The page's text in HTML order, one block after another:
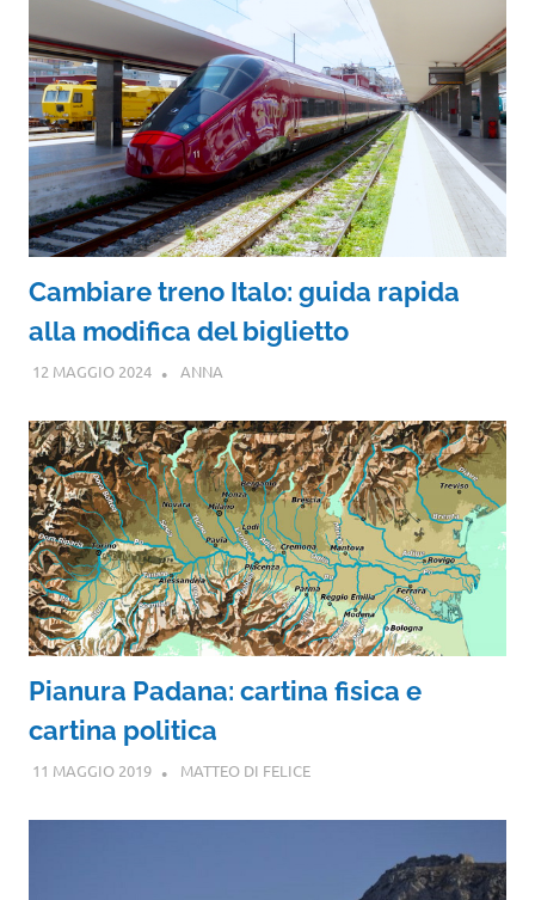
Cambiare treno Italo: guida rapida
alla modifica del biglietto
12 MAGGIO 2024 ANNA
Pianura Padana: cartina fisica e
cartina politica
11 MAGGIO 2019 MATTEO DI FELICE